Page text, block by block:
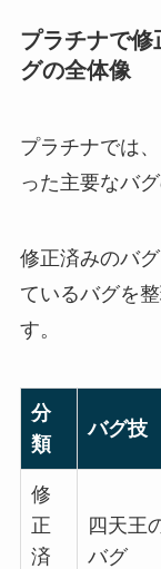
プラチナで
グの全体像
プラチナでは
った主要なバ
修正済みのバ
ているバグを
す。
分
類
バグ技
修
正
済
四天王
バグ